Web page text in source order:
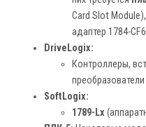
Card Slot
адаптер 1784-
DriveLogix:
Контроллеры,
SoftLogix:
1789-Lx